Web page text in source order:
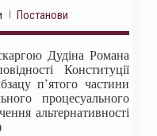
Постанови
Дудіна Романа
Конституції
п’ятого частини
процесуального
альтернативності